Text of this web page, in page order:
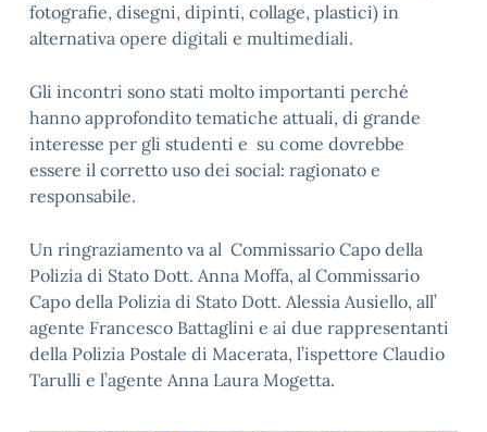
fotografie, disegni, dipinti, collage, plastici) in
alternativa opere digitali e multimediali.
Gli incontri sono stati molto importanti perché
hanno approfondito tematiche attuali, di grande
interesse per gli studenti e su come dovrebbe
essere il corretto uso dei social: ragionato e
responsabile.
Un ringraziamento va al Commissario Capo della
Polizia di Stato Dott. Anna Moffa, al Commissario
Capo della Polizia di Stato Dott. Alessia Ausiello, all’
agente Francesco Battaglini e ai due rappresentanti
della Polizia Postale di Macerata, l’ispettore Claudio
Tarulli e l’agente Anna Laura Mogetta.